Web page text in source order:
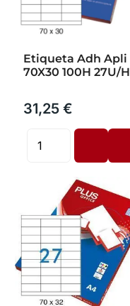
Etiqueta Adh Apli
70X30 100H 27U/H
31,25 €